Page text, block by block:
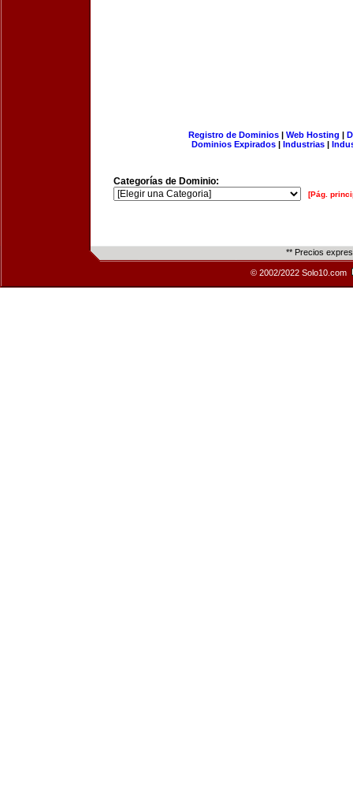
Registro de Dominios| Web Hosting |
Dominios Expirados | Industrias |
Categorías de Dominio:
[Pág.
** Precios
© 2002/2022 Solo10.com